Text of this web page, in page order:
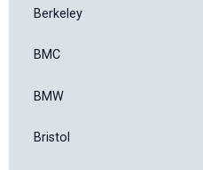
Berkeley
BMC
BMW
Bristol